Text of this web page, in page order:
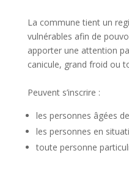
La commune tient un
vulnérables afin de
apporter une attention
canicule, grand froid ou
Peuvent s’inscrire :
les personnes âgées
les personnes en
toute personne